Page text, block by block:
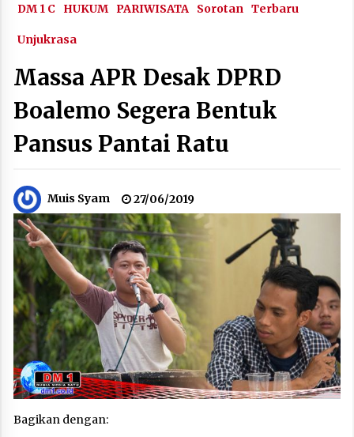
DM 1 C HUKUM PARIWISATA Sorotan Terbaru
Unjukrasa
Massa APR Desak DPRD
Boalemo Segera Bentuk
Pansus Pantai Ratu
Muis Syam 27/06/2019
Bagikan dengan: